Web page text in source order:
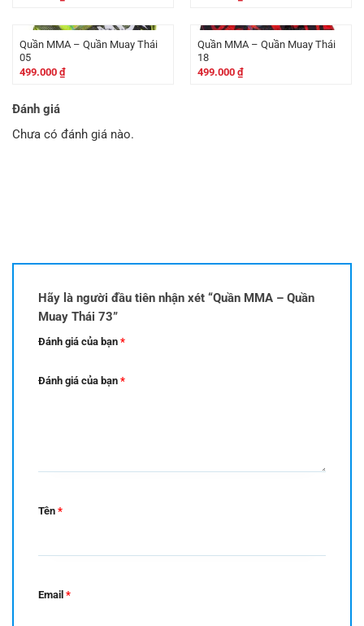
Quần MMA – Quần Muay Thái
05
499.000 ₫
Quần MMA – Quần Muay Thái
18
499.000 ₫
Đánh giá
Chưa có đánh giá nào.
Hãy là người đầu tiên nhận xét “Quần MMA – Quần
Muay Thái 73”
Đánh giá của bạn *
Đánh giá của bạn *
Tên *
Email *